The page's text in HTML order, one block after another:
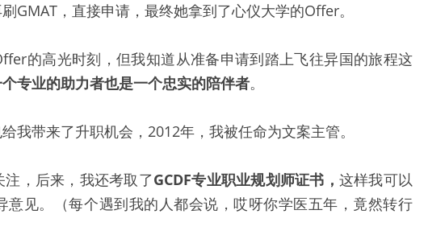
GMAT，直接申请，最终她拿到了心仪大学的Offer。
的高光时刻，但我知道从准备申请到踏上飞往异国的旅程这
专业的助力者也是一个忠实的陪伴者。
我带来了升职机会，2012年，我被任命为文案主管。
，后来，我还考取了GCDF专业职业规划师证书， 这样我可以
见。（每个遇到我的人都会说，哎呀你学医五年，竟然转行